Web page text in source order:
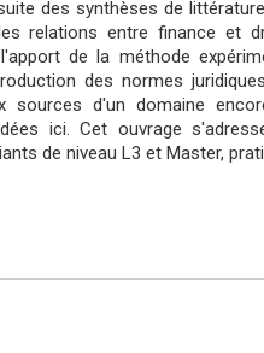
des synthèses de
relations entre finance et
de la méthode
des normes
sources d'un domaine
ici. Cet ouvrage
de niveau L3 et Master,